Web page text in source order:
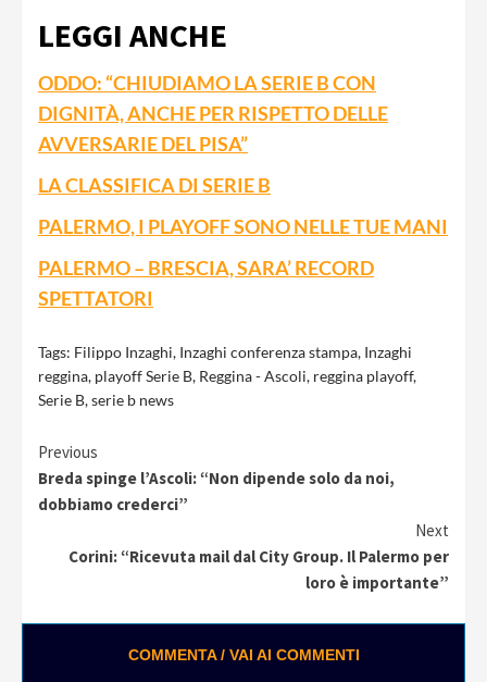
LEGGI ANCHE
ODDO: “CHIUDIAMO LA SERIE B CON
DIGNITÀ, ANCHE PER RISPETTO DELLE
AVVERSARIE DEL PISA”
LA CLASSIFICA DI SERIE B
PALERMO, I PLAYOFF SONO NELLE TUE MANI
PALERMO – BRESCIA, SARA’ RECORD
SPETTATORI
Tags: Filippo Inzaghi, Inzaghi conferenza stampa, Inzaghi
reggina, playoff Serie B, Reggina - Ascoli, reggina playoff,
Serie B,serie b news
Continue
Reading
Previous
Breda spinge l’Ascoli: “Non dipende solo da noi,
dobbiamo crederci”
Next
Corini: “Ricevuta mail dal City Group. Il Palermo per
loro è importante”
COMMENTA / VAI AI COMMENTI